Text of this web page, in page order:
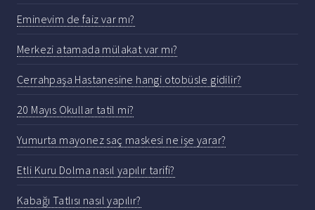
Eminevim de faiz var mı?
Merkezi atamada mülakat var mı?
Cerrahpaşa Hastanesine hangi otobüsle gidilir?
20 Mayıs Okullar tatil mi?
Yumurta mayonez saç maskesi ne işe yarar?
Etli Kuru Dolma nasıl yapılır tarifi?
Kabağı Tatlısı nasıl yapılır?